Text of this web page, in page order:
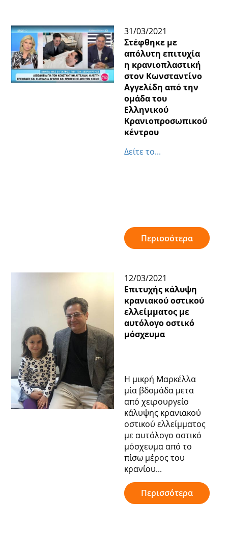
31/03/2021
Στέφθηκε με
απόλυτη επιτυχία
η κρανιοπλαστική
στον Κωνσταντίνο
Αγγελίδη από την
ομάδα του
Ελληνικού
Κρανιοπροσωπικού
κέντρου
Δείτε το...
Περισσότερα
12/03/2021
Επιτυχής κάλυψη
κρανιακού οστικού
ελλείμματος με
αυτόλογο οστικό
μόσχευμα
Η μικρή Μαρκέλλα
μία βδομάδα μετα
από χειρουργείο
κάλυψης κρανιακού
οστικού ελλείμματος
με αυτόλογο οστικό
μόσχευμα από το
πίσω μέρος του
κρανίου...
Περισσότερα